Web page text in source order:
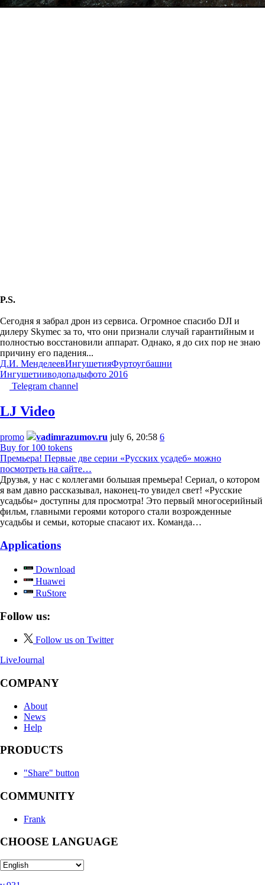
P.S.
Сегодня я забрал дрон из сервиса. Огромное спасибо DJI и
дилеру Skymec за то, что они признали случай гарантийным и
полностью восстановили аппарат. Однако, я до сих пор не знаю
причину его падения...
Д.И. МенделеевИнгушетияФуртоугбашни
Ингушетииводопадыфото 2016
Telegram channel
LJ Video
promo vadimrazumov.ru july 6, 20:58 6
Buy for 100 tokens
Премьера! Первые две серии «Русских усадеб» можно
посмотреть на сайте…
Друзья, у нас с коллегами большая премьера! Сериал, о котором
я вам давно рассказывал, наконец-то увидел свет! «Русские
усадьбы» доступны для просмотра! Это первый многосерийный
фильм, главными героями которого стали возрожденные
усадьбы и семьи, которые спасают их. Команда…
Applications
Download
Huawei
RuStore
Follow us:
Follow us on Twitter
LiveJournal
COMPANY
About
News
Help
PRODUCTS
"Share" button
COMMUNITY
Frank
CHOOSE LANGUAGE